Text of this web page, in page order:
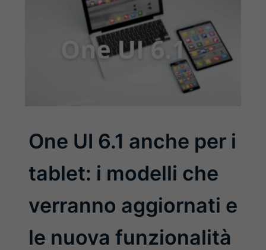
One UI 6.1 anche per i
tablet: i modelli che
verranno aggiornati e
le nuova funzionalità